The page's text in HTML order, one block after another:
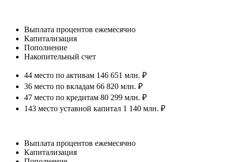
Выплата процентов ежемесячно
Капитализация
Пополнение
Накопительный счет
44 место по активам 146 651 млн. ₽
36 место по вкладам 66 820 млн. ₽
47 место по кредитам 80 299 млн. ₽
143 место уставной капитал 1 140 млн. ₽
Выплата процентов ежемесячно
Капитализация